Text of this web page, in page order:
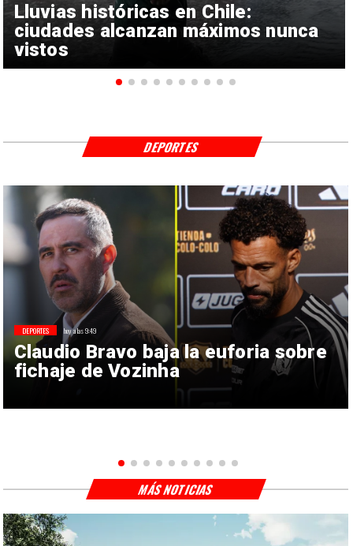
Lluvias históricas en Chile:
ciudades alcanzan máximos nunca
vistos
Claudio Bravo baja la euforia sobre
fichaje de Vozinha
DEPORTES hoy a las 9:49
DEPORTES
MÁS NOTICIAS